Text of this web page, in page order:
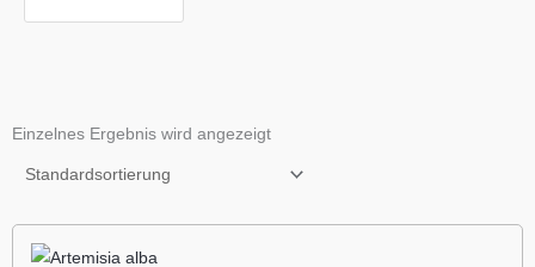
Einzelnes Ergebnis wird angezeigt